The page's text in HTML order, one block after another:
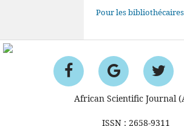
Pour les bibliothécaires
African Scientific Journal
ISSN : 2658-9311